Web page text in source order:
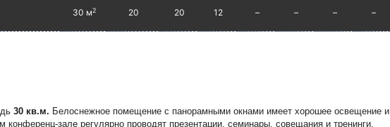
30 м2 20 20 12 – – – –
30 кв.м. Белоснежное помещение с панорамными окнами имеет хорошее освещение и
зале регулярно проводят презентации, семинары, совещания и тренинги.